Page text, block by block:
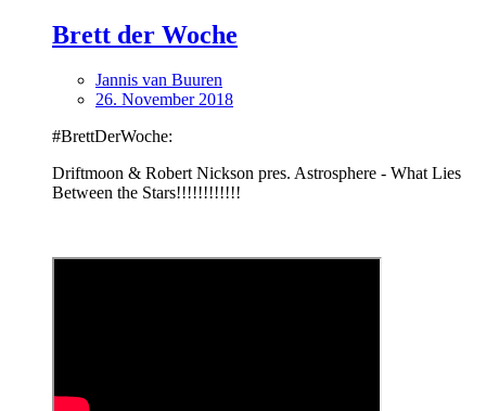
Brett der Woche
Jannis van Buuren
26. November 2018
#BrettDerWoche:
Driftmoon & Robert Nickson pres. Astrosphere - What Lies
Between the Stars!!!!!!!!!!!!